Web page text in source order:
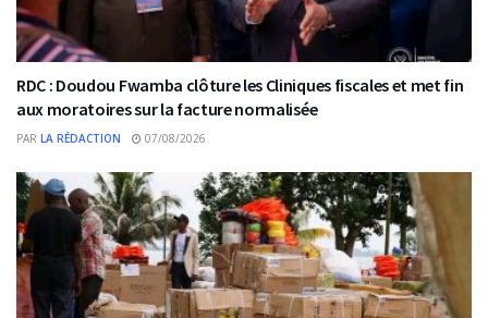
RDC : Doudou Fwamba clôture les Cliniques fiscales et met fin
aux moratoires sur la facture normalisée
PAR LA RÉDACTION 07/08/2026